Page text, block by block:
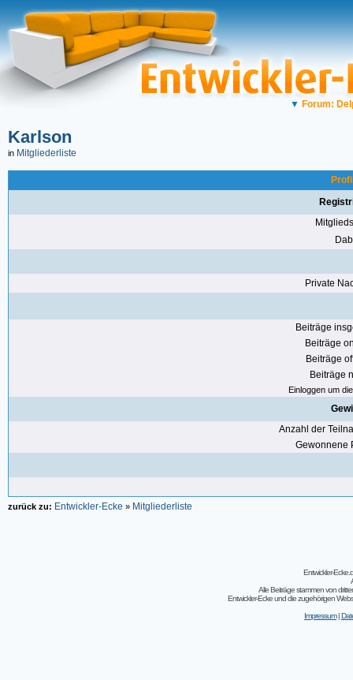
▼ Forum:
Karlson
in Mitgliederliste
Private
Beiträge
Beiträge
Beiträge
Beiträge
Einloggen um
Anzahl der
Gewonnene
zurück zu: Entwickler-Ecke » Mitgliederliste
Entwickler-
Alle Beiträge stammen von
Entwickler-Ecke und die zugehörigen
Impressum|